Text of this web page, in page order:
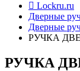
Lockru.ru
Дверные
Дверные
РУЧКА
РУЧКА